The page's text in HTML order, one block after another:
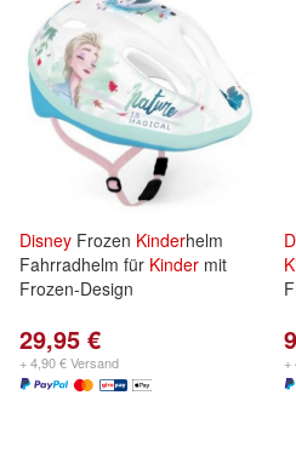
Disney Frozen Kinderhelm
Fahrradhelm für Kinder mit
Frozen-Design
29,95 €
+ 4,90 € Versand +